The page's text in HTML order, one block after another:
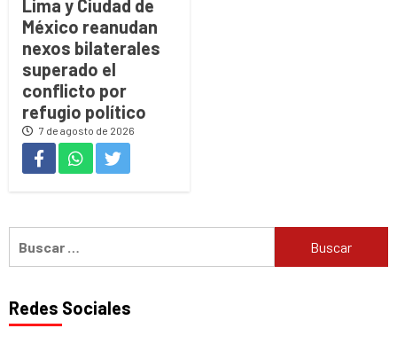
Lima y Ciudad de
México reanudan
nexos bilaterales
superado el
conflicto por
refugio político
7 de agosto de 2026
Redes Sociales